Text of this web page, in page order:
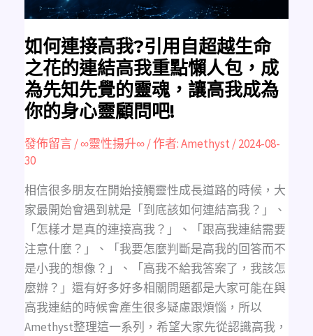
如何連接高我?引用自超越生命
之花的連結高我重點懶人包，成
為先知先覺的靈魂，讓高我成為
你的身心靈顧問吧!
發佈留言/∞靈性揚升∞/ 作者:Amethyst/2024-08-
30
相信很多朋友在開始接觸靈性成長道路的時候，大
家最開始會遇到就是「到底該如何連結高我？」、
「怎樣才是真的連接高我？」、「跟高我連結需要
注意什麼？」、「我要怎麼判斷是高我的回答而不
是小我的想像？」、「高我不給我答案了，我該怎
麼辦？」還有好多好多相關問題都是大家可能在與
高我連結的時候會產生很多疑慮跟煩惱，所以
Amethyst整理這一系列，希望大家先從認識高我，
花
的
結
高
我
重
點
懶
人
包，
成
先
知
靈
魂，
讓
高
我
成
為
你
的
身
心
靈
顧
問
吧!